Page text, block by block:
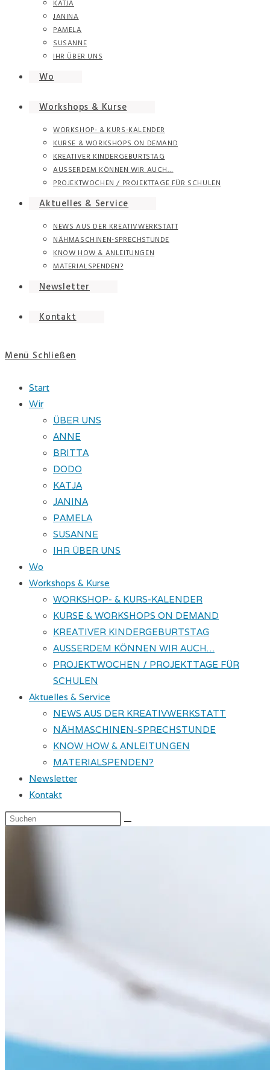
KATJA
JANINA
PAMELA
SUSANNE
IHR ÜBER UNS
Wo
Workshops & Kurse
WORKSHOP- & KURS-KALENDER
KURSE & WORKSHOPS ON DEMAND
KREATIVER KINDERGEBURTSTAG
AUSSERDEM KÖNNEN WIR AUCH…
PROJEKTWOCHEN / PROJEKTTAGE FÜR SCHULEN
Aktuelles & Service
NEWS AUS DER KREATIVWERKSTATT
NÄHMASCHINEN-SPRECHSTUNDE
KNOW HOW & ANLEITUNGEN
MATERIALSPENDEN?
Newsletter
Kontakt
Menü Schließen
Start
Wir
ÜBER UNS
ANNE
BRITTA
DODO
KATJA
JANINA
PAMELA
SUSANNE
IHR ÜBER UNS
Wo
Workshops & Kurse
WORKSHOP- & KURS-KALENDER
KURSE & WORKSHOPS ON DEMAND
KREATIVER KINDERGEBURTSTAG
AUSSERDEM KÖNNEN WIR AUCH…
PROJEKTWOCHEN / PROJEKTTAGE FÜR
SCHULEN
Aktuelles & Service
NEWS AUS DER KREATIVWERKSTATT
NÄHMASCHINEN-SPRECHSTUNDE
KNOW HOW & ANLEITUNGEN
MATERIALSPENDEN?
Newsletter
Kontakt